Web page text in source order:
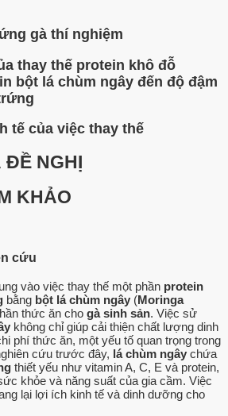
gà thí nghiệm
thay thế protein khô đỗ
bột lá chùm ngây đến độ đậm
tế của việc thay thế
ĐỀ NGHỊ
KHẢO
cứu
vào việc thay thế một phần protein
bằng bột lá chùm ngây (Moringa
thức ăn cho gà sinh sản. Việc sử
không chỉ giúp cải thiện chất lượng dinh
phí thức ăn, một yếu tố quan trọng trong
cứu trước đây, lá chùm ngây chứa
thiết yếu như vitamin A, C, E và protein,
khỏe và năng suất của gia cầm. Việc
lại lợi ích kinh tế và dinh dưỡng cho